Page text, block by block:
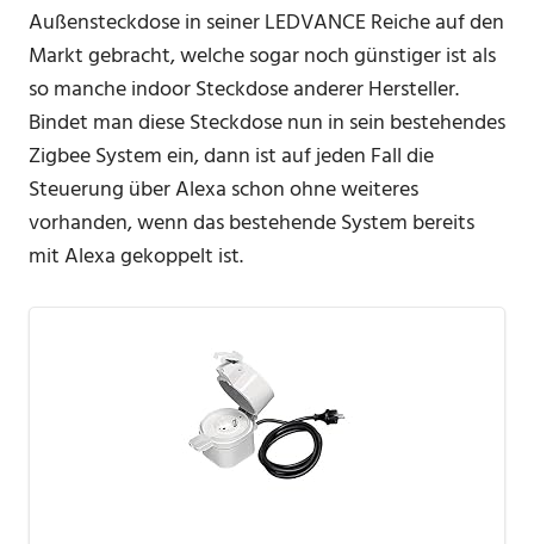
Außensteckdose in seiner LEDVANCE Reiche auf den
Markt gebracht, welche sogar noch günstiger ist als
so manche indoor Steckdose anderer Hersteller.
Bindet man diese Steckdose nun in sein bestehendes
Zigbee System ein, dann ist auf jeden Fall die
Steuerung über Alexa schon ohne weiteres
vorhanden, wenn das bestehende System bereits
mit Alexa gekoppelt ist.